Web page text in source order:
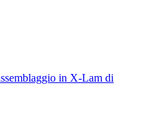
in X-Lam di